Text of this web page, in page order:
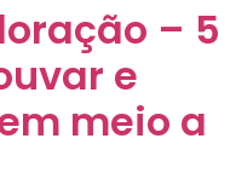
– 5
e
meio a